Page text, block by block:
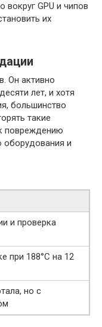
вокруг GPU и чипов
их
Он активно
лет, и хотя
большинство
такие
повреждению
оборудования и
и проверка
при 188°C на 12
но с